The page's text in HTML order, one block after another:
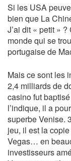
Si les USA
bien que La
J’ai dit « petit »
monde qui se
portugaise de
Mais ce sont les
2,4 milliards de
casino fut
l’indique, il a
superbe Venise.
jeu, il est la
Vegas… en
investisseurs